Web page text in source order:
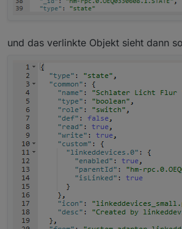
und das verlinkte Objekt sieht dann